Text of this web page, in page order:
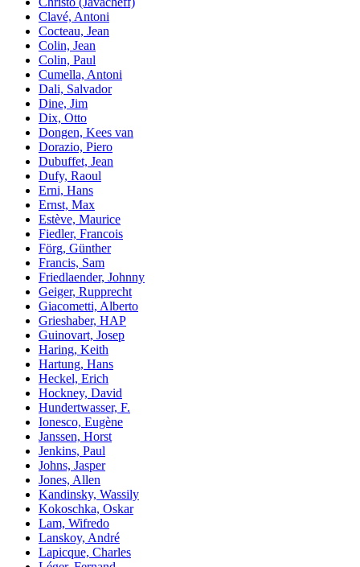
Clavé, Antoni
Cocteau, Jean
Colin, Jean
Colin, Paul
Cumella, Antoni
Dali, Salvador
Dine, Jim
Dix, Otto
Dongen, Kees van
Dorazio, Piero
Dubuffet, Jean
Dufy, Raoul
Erni, Hans
Ernst, Max
Estève, Maurice
Fiedler, Francois
Förg, Günther
Francis, Sam
Friedlaender, Johnny
Geiger, Rupprecht
Giacometti, Alberto
Grieshaber, HAP
Guinovart, Josep
Haring, Keith
Hartung, Hans
Heckel, Erich
Hockney, David
Hundertwasser, F.
Ionesco, Eugène
Janssen, Horst
Jenkins, Paul
Johns, Jasper
Jones, Allen
Kandinsky, Wassily
Kokoschka, Oskar
Lam, Wifredo
Lanskoy, André
Lapicque, Charles